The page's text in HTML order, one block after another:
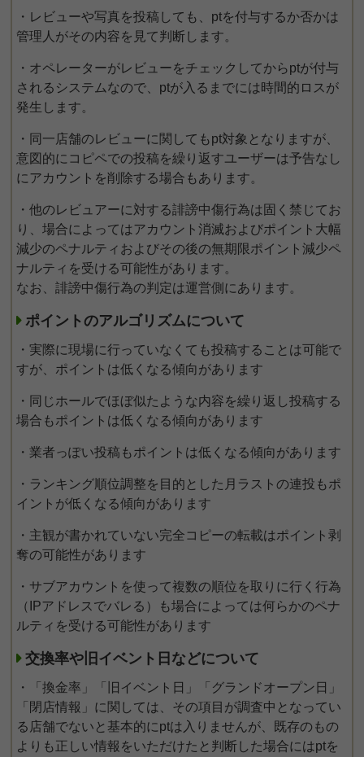
・レビューや写真を投稿しても、ptを付与するか否かは
管理人がその内容を見て判断します。
・オペレーターがレビューをチェックしてからptが付与
されるシステムなので、ptが入るまでには時間的ロスが
発生します。
・同一店舗のレビューに関してもpt対象となりますが、
意図的にコピペでの投稿を繰り返すユーザーは予告なし
にアカウントを削除する場合もあります。
・他のレビュアーに対する誹謗中傷行為は固く禁じてお
り、場合によってはアカウント消滅およびポイント大幅
減少のペナルティおよびその後の無期限ポイント減少ペ
ナルティを受ける可能性があります。
なお、誹謗中傷行為の判定は運営側にあります。
ポイントのアルゴリズムについて
・実際に現場に行っていなくても投稿することは可能で
すが、ポイントは低くなる傾向があります
・同じホールでほぼ似たような内容を繰り返し投稿する
場合もポイントは低くなる傾向があります
・業者っぽい投稿もポイントは低くなる傾向があります
・ランキング順位調整を目的とした月ラストの連投もポ
イントが低くなる傾向があります
・主観が書かれていない完全コピーの転載はポイント剥
奪の可能性があります
・サブアカウントを使って複数の順位を取りに行く行為
（IPアドレスでバレる）も場合によっては何らかのペナ
ルティを受ける可能性があります
交換率や旧イベント日などについて
・「換金率」「旧イベント日」「グランドオープン日」
「閉店情報」に関しては、その項目が調査中となってい
る店舗でないと基本的にptは入りませんが、既存のもの
よりも正しい情報をいただけたと判断した場合にはptを